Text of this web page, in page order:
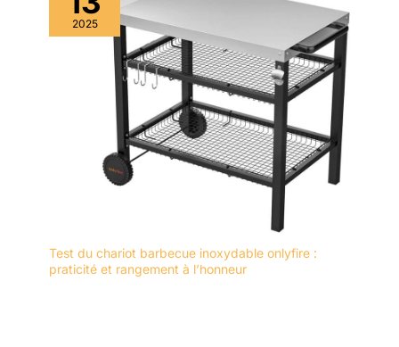
2025
Test du chariot barbecue inoxydable onlyfire :
praticité et rangement à l’honneur